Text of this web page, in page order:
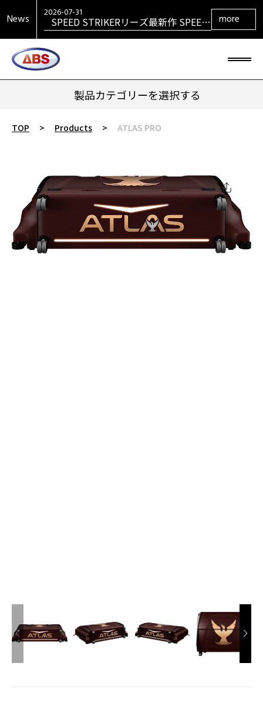
News STRIKER HYBRID発売！
2026-07-31
SIGMAシリーズ復活！ SIGMA TOUR
PEARL発売！
2026-07-29
大岡産業レディース ［THE OPEN] ト
ーナメント 2026 優勝！
2026-06-30
HONEY BADGERシリーズ最新作
HONEY BADGER DARKOUT発売！
more
製品カテゴリーを選択する
TOP > Products > ATLAS PRO